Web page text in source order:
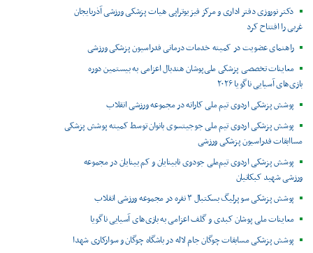
دکتر نوروزی دفتر اداری و مرکز فیزیوتراپی هیات پزشکی ورزشی آذربایجان
غربی را افتتاح کرد
راهنمای عضویت در کمیته خدمات درمانی فدراسیون پزشکی ورزشی
معاینات تخصصی پزشکی ملی‌پوشان هندبال اعزامی به بیستمین دوره
بازی‌های آسیایی ناگویا ۲۰۲۶
پوشش پزشکی اردوی تیم ملی کاراته در مجموعه ورزشی انقلاب
پوشش پزشکی اردوی تیم ملی جوجیتسوی بانوان توسط کمیته پوشش پزشکی
مساابقات فدراسیون پزشکی ورزشی
پوشش پزشکی اردوی تیم‌ملی جودوی نابینایان و کم بینایان در مجموعه
ورزشی شهید کبکانیان
پوشش پزشکی سوپرلیگ بسکتبال ۳ نفره در مجموعه ورزشی انقلاب
معاینات ملی پوشان کبدی و گلف اعزامی به بازی‌های آسیایی ناگویا
پوشش پزشکی مسابقات چوگان جام لاله در باشگاه چوگان و سوارکاری شهدا